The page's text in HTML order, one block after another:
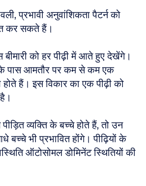
प्रभावी अनुवांशिकता पैटर्न को
कर सकते हैं।
को हर पीढ़ी में आते हुए देखेंगे।
के पास आमतौर पर कम से कम एक
होते हैं। इस विकार का एक पीढ़ी को
व्यक्ति के बच्चे होते हैं, तो उन
भी प्रभावित होंगे। पीढ़ियों के
ऑटोसोमल डोमिनेंट स्थितियों की